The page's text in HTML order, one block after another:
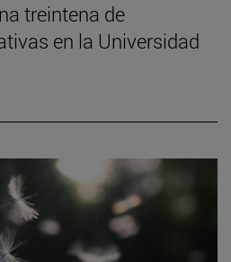
treintena de
en la Universidad